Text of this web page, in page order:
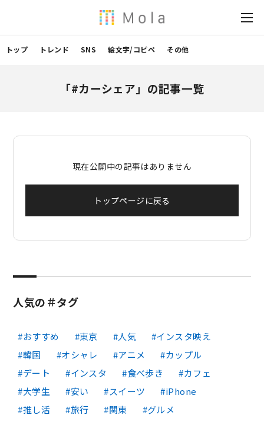
トップ トレンド SNS 絵文字/コピペ その他
「#カーシェア」の記事一覧
現在公開中の記事はありません
トップページに戻る
人気の＃タグ
おすすめ 東京 人気
インスタ映え
韓国
オシャレ アニメ
カップル
デート
インスタ 食べ歩き
カフェ
大学生
安い スイーツ
iPhone
推し活
旅行 関東 グルメ